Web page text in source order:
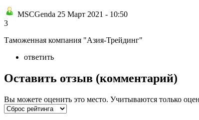
MSCGenda 25 Март 2021 - 10:50
3
Таможенная компания "Азия-Трейдинг"
ответить
Оставить отзыв (комментарий)
Вы можете оценить это место. Учитываются только